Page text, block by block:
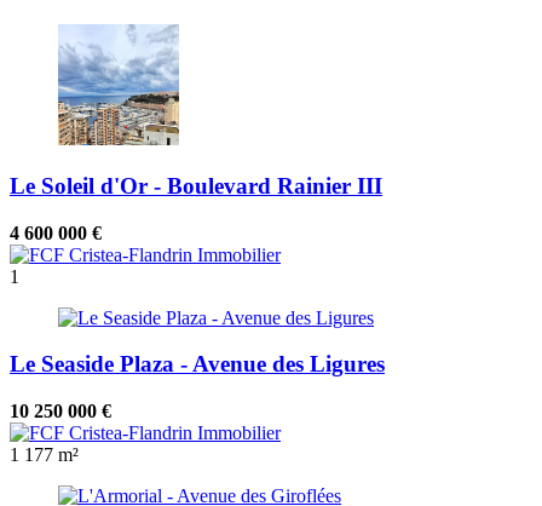
Le Soleil d'Or - Boulevard Rainier III
4 600 000 €
1
Le Seaside Plaza - Avenue des Ligures
10 250 000 €
1 177 m²